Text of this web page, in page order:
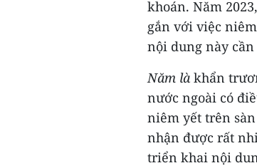
khoán. Năm
gắn với việc
nội dung này
Năm là khẩn
nước ngoài có
niêm yết trên
nhận được rất
triển khai nội